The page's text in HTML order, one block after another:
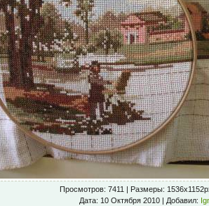
Просмотров: 7411 | Размеры:
Дата: 10 Октября 2010 | Добавил: